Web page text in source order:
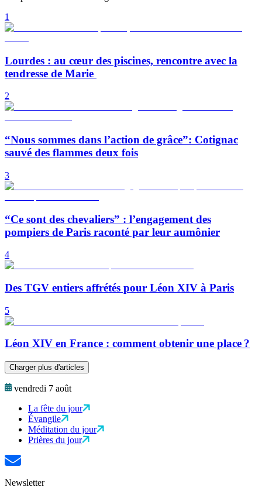
1
Lourdes : au cœur des piscines, rencontre avec la
tendresse de Marie
2
“Nous sommes dans l’action de grâce”: Cotignac
sauvé des flammes deux fois
3
“Ce sont des chevaliers” : l’engagement des
pompiers de Paris raconté par leur aumônier
4
Des TGV entiers affrétés pour Léon XIV à Paris
5
Léon XIV en France : comment obtenir une place ?
Charger plus d'articles
vendredi 7 août
La fête du jour
Évangile
Méditation du jour
Prières du jour
Newsletter